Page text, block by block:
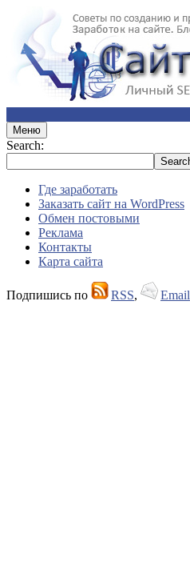
Меню
Search:
Где заработать
Заказать сайт на WordPress
Обмен постовыми
Реклама
Контакты
Карта сайта
Подпишись по RSS, Email